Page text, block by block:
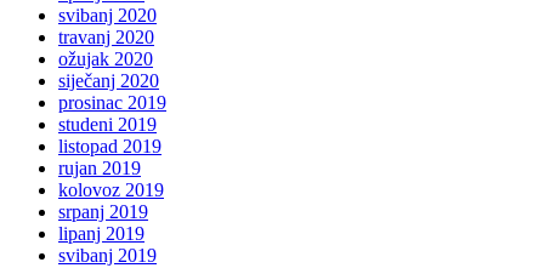
svibanj 2020
travanj 2020
ožujak 2020
siječanj 2020
prosinac 2019
studeni 2019
listopad 2019
rujan 2019
kolovoz 2019
srpanj 2019
lipanj 2019
svibanj 2019